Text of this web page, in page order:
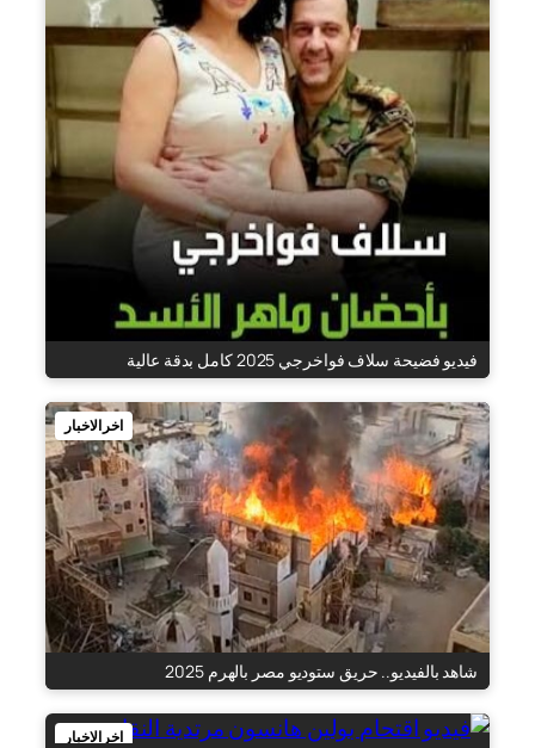
فيديو فضيحة سلاف فواخرجي 2025 كامل بدقة عالية
اخر الاخبار
شاهد بالفيديو.. حريق ستوديو مصر بالهرم 2025
اخر الاخبار